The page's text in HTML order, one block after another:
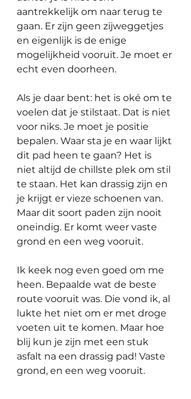
aantrekkelijk om naar terug te
gaan. Er zijn geen zijweggetjes
en eigenlijk is de enige
mogelijkheid vooruit. Je moet er
echt even doorheen.
Als je daar bent: het is oké om te
voelen dat je stilstaat. Dat is niet
voor niks. Je moet je positie
bepalen. Waar sta je en waar lijkt
dit pad heen te gaan? Het is
niet altijd de chillste plek om stil
te staan. Het kan drassig zijn en
je krijgt er vieze schoenen van.
Maar dit soort paden zijn nooit
oneindig. Er komt weer vaste
grond en een weg vooruit.
Ik keek nog even goed om me
heen. Bepaalde wat de beste
route vooruit was. Die vond ik, al
lukte het niet om er met droge
voeten uit te komen. Maar hoe
blij kun je zijn met een stuk
asfalt na een drassig pad! Vaste
grond, en een weg vooruit.